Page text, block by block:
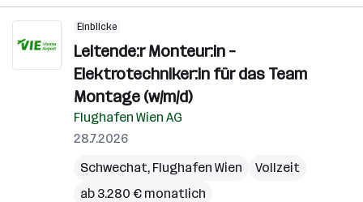
Einblicke
Leitende:r Monteur:in –
Elektrotechniker:in für das Team
Montage (w/m/d)
Flughafen Wien AG
28.7.2026
Schwechat, Flughafen Wien
Vollzeit
ab 3.280 € monatlich